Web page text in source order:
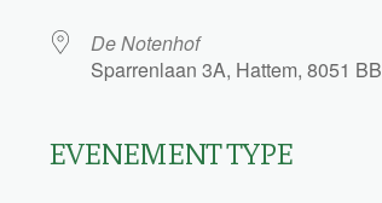
De Notenhof
Sparrenlaan 3A, Hattem, 8051 BB
EVENEMENT TYPE